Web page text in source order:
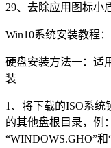
29、去除应用图标小
Win10系统安装教程：
硬盘安装方法一：适
装
1、将下载的ISO系
的其他盘根目录，例
“WINDOWS.GHO”